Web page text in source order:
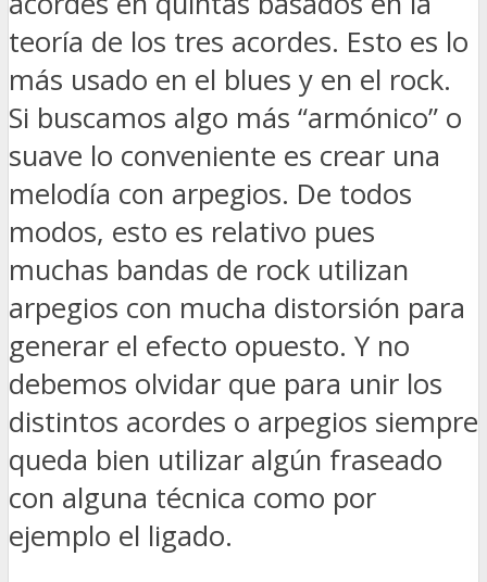
teoría de los tres acordes. Esto es lo
más usado en el blues y en el rock.
Si buscamos algo más “armónico” o
suave lo conveniente es crear una
melodía con arpegios. De todos
modos, esto es relativo pues
muchas bandas de rock utilizan
arpegios con mucha distorsión para
generar el efecto opuesto. Y no
debemos olvidar que para unir los
distintos acordes o arpegios siempre
queda bien utilizar algún fraseado
con alguna técnica como por
ejemplo el ligado.